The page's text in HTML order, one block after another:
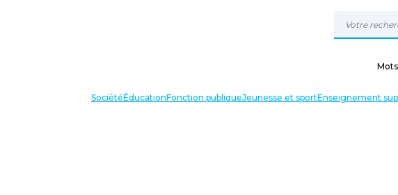
SociétéÉducationFonction publiqueJeunesse et sportEnseignement